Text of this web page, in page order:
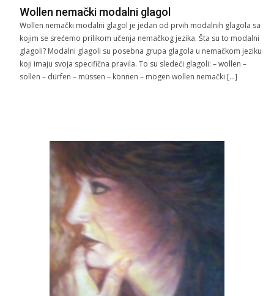
Wollen nemački modalni glagol
Wollen nemački modalni glagol je jedan od prvih modalnih glagola sa
kojim se srećemo prilikom učenja nemačkog jezika. Šta su to modalni
glagoli? Modalni glagoli su posebna grupa glagola u nemačkom jeziku
koji imaju svoja specifična pravila. To su sledeći glagoli: – wollen –
sollen – dürfen – müssen – können – mögen wollen nemački […]